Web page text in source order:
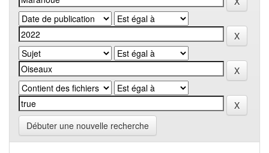
Débuter une nouvelle recherche